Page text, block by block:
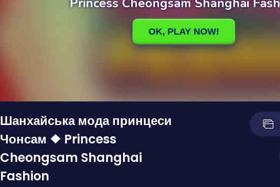
Шанхайська мода принцеси
Чонсам ❖ Princess
Cheongsam Shanghai
Fashion